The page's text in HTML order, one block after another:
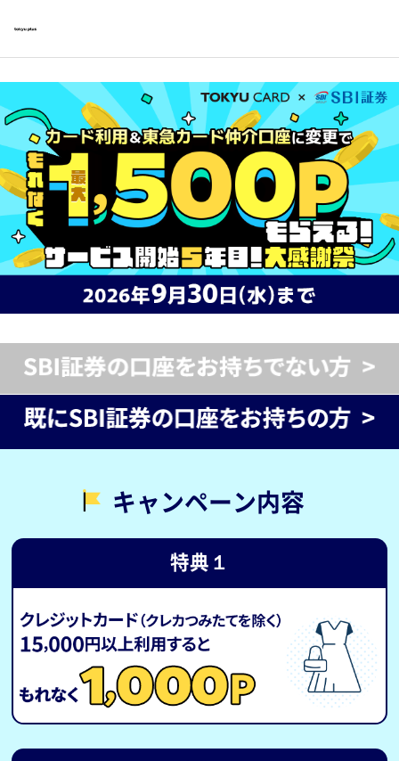
キャンペーン内容
特典１